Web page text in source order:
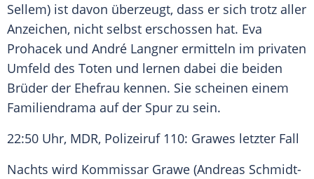
Sellem) ist davon überzeugt, dass er sich trotz aller
Anzeichen, nicht selbst erschossen hat. Eva
Prohacek und André Langner ermitteln im privaten
Umfeld des Toten und lernen dabei die beiden
Brüder der Ehefrau kennen. Sie scheinen einem
Familiendrama auf der Spur zu sein.
22:50 Uhr, MDR, Polizeiruf110: Grawes letzter Fall
Nachts wird Kommissar Grawe (Andreas Schmidt-